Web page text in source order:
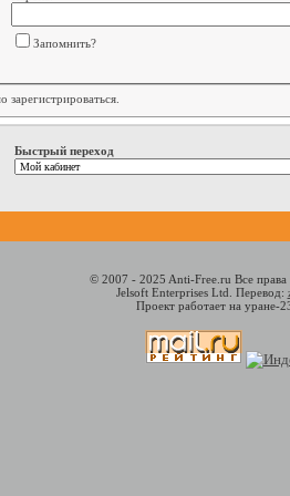
Запомнить?
зарегистрироваться.
Быстрый переход
© 2007 - 2025 Anti-Free.ru Все права
Jelsoft Enterprises Ltd. Перевод:
Проект работает на уране-